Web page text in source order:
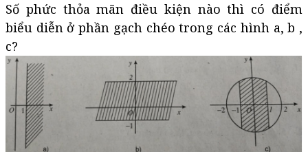
Số phức thỏa mãn điều kiện nào thì có điểm
biểu diễn ở phần gạch chéo trong các hình a, b ,
c?